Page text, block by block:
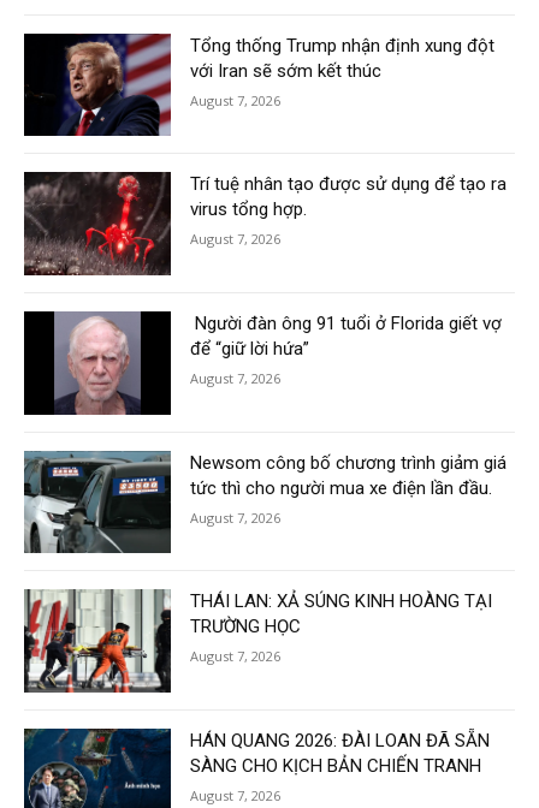
Tổng thống Trump nhận định xung đột
với Iran sẽ sớm kết thúc
August 7, 2026
Trí tuệ nhân tạo được sử dụng để tạo ra
virus tổng hợp.
August 7, 2026
Người đàn ông 91 tuổi ở Florida giết vợ
để “giữ lời hứa”
August 7, 2026
Newsom công bố chương trình giảm giá
tức thì cho người mua xe điện lần đầu.
August 7, 2026
THÁI LAN: XẢ SÚNG KINH HOÀNG TẠI
TRƯỜNG HỌC
August 7, 2026
HÁN QUANG 2026: ĐÀI LOAN ĐÃ SẴN
SÀNG CHO KỊCH BẢN CHIẾN TRANH
August 7, 2026